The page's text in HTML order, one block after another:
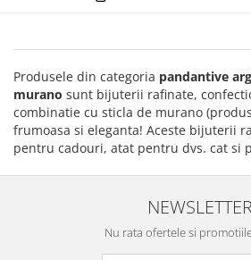
Produsele din categoria pandantive
murano sunt bijuterii rafinate,
combinatie cu sticla de murano
frumoasa si eleganta! Aceste bijuterii
pentru cadouri, atat pentru dvs. cat si
Nu rata ofertele si